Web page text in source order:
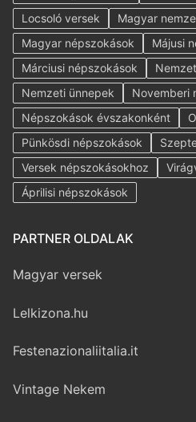
Locsoló versek
Magyar
Magyar népszokások
Májusi
Márciusi népszokások
Nemzeti ünnepek
Novemberi
Népszokások évszakonként
Pünkösdi népszokások
Versek népszokásokhoz
Áprilisi népszokások
PARTNER OLDALAK
Magyar versek
Lelkizona.hu
Festenazionaliitalia.it
Vintage Nekem